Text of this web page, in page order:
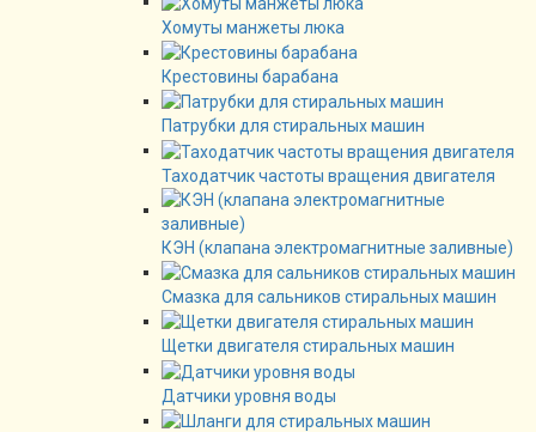
Хомуты манжеты люка
Крестовины барабана
Патрубки для стиральных машин
Таходатчик частоты вращения двигателя
КЭН (клапана электромагнитные заливные)
Смазка для сальников стиральных машин
Щетки двигателя стиральных машин
Датчики уровня воды